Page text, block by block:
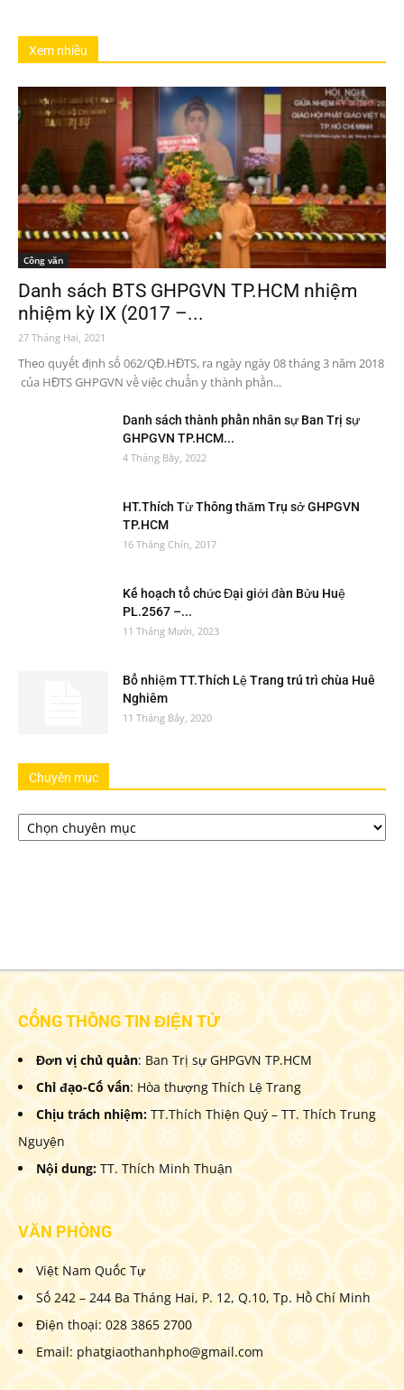
Xem nhiều
Công văn
Danh sách BTS GHPGVN TP.HCM nhiệm
nhiệm kỳ IX (2017 –...
27 Tháng Hai, 2021
Theo quyết định số 062/QĐ.HĐTS, ra ngày ngày 08 tháng 3 năm 2018
của HĐTS GHPGVN về việc chuẩn y thành phần...
Danh sách thành phần nhân sự Ban Trị sự
GHPGVN TP.HCM...
4 Tháng Bảy, 2022
HT.Thích Từ Thông thăm Trụ sở GHPGVN
TP.HCM
16 Tháng Chín, 2017
Kế hoạch tổ chức Đại giới đàn Bửu Huệ
PL.2567 –...
11 Tháng Mười, 2023
Bổ nhiệm TT.Thích Lệ Trang trú trì chùa Huê
Nghiêm
11 Tháng Bảy, 2020
Chuyên mục
Chuyên
mục
CỔNG THÔNG TIN ĐIỆN TỬ
Đơn vị chủ quản: Ban Trị sự GHPGVN TP.HCM
Chỉ đạo-Cố vấn: Hòa thượng Thích Lệ Trang
Chịu trách nhiệm: TT.Thích Thiện Quý – TT. Thích Trung
Nguyện
Nội dung: TT. Thích Minh Thuận
VĂN PHÒNG
Việt Nam Quốc Tự
Số 242 – 244 Ba Tháng Hai, P. 12, Q.10, Tp. Hồ Chí Minh
Điện thoại: 028 3865 2700
Email: phatgiaothanhpho@gmail.com